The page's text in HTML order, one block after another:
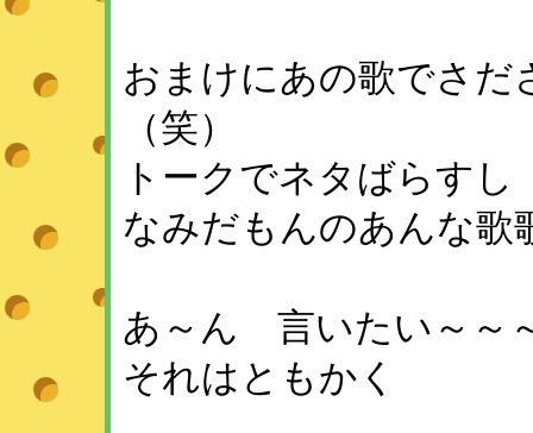
おまけにあの歌でさだ
（笑）
トークでネタばらすし
なみだもんのあんな歌
あ～ん 言いたい～～
それはともかく